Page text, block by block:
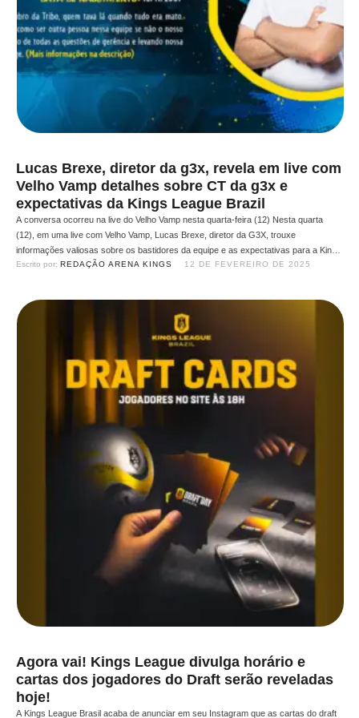
Lucas Brexe, diretor da g3x, revela em live com
Velho Vamp detalhes sobre CT da g3x e
expectativas da Kings League Brazil
A conversa ocorreu na live do Velho Vamp nesta quarta-feira (12) Nesta quarta
(12), em uma live com Velho Vamp, Lucas Brexe, diretor da G3X, trouxe
informações valiosas sobre os bastidores da equipe e as expectativas para a Kings
League Brasil. Entre os principais temas abordados, Brexe destacou o andamento
Escrito por: REDAÇÃO ARENA KINGS 12 DE FEVEREIRO DE 2025
Agora vai! Kings League divulga horário e
cartas dos jogadores do Draft serão reveladas
hoje!
A Kings League Brasil acaba de anunciar em seu Instagram que as cartas do draft